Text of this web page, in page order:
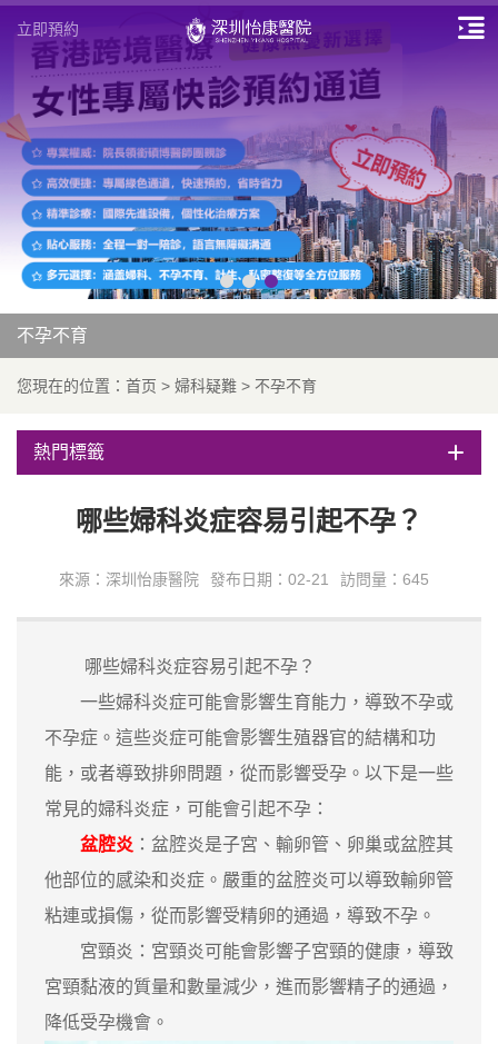
立即預約
不孕不育
您現在的位置： 首页 > 婦科疑難 > 不孕不育
熱門標籤
哪些婦科炎症容易引起不孕？
來源：深圳怡康醫院 發布日期：02-21 訪問量：645
哪些婦科炎症容易引起不孕？
一些婦科炎症可能會影響生育能力，導致不孕或
不孕症。這些炎症可能會影響生殖器官的結構和功
能，或者導致排卵問題，從而影響受孕。以下是一些
常見的婦科炎症，可能會引起不孕：
盆腔炎 ：盆腔炎是子宮、輸卵管、卵巢或盆腔其
他部位的感染和炎症。嚴重的盆腔炎可以導致輸卵管
粘連或損傷，從而影響受精卵的通過，導致不孕。
宮頸炎：宮頸炎可能會影響子宮頸的健康，導致
宮頸黏液的質量和數量減少，進而影響精子的通過，
降低受孕機會。